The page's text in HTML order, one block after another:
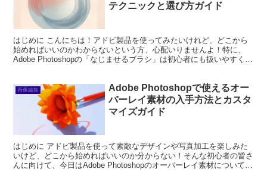
テクニックと選び方ガイド
はじめに こんにちは！アドビ製品を使ってみたいけれど、どこから
始めればいいのかわからないという方、心配いりませんよ！特に、
Adobe Photoshopの「なじませるブラシ」は初心者にも扱いやすく、
画像編集
Adobe Photoshopで使えるオー
バーレイ素材の入手方法とカスタ
マイズガイド
はじめに アドビ製品を使って素敵なデザインや写真加工を楽しみた
いけど、どこから始めればいいのか分からない！そんな初心者の皆さ
んに向けて、今日はAdobe Photoshopのオーバーレイ素材について詳